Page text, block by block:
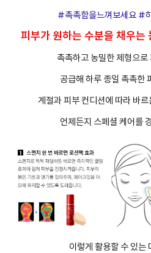
#촉촉함을느껴보세요 #
피부가 원하는 수분을 채우는
촉촉하고 농밀한 제형으
공급해 하루 종일 촉촉한
계절과 피부 컨디션에 따라 바르
언제든지 스페셜 케어를
이렇게 활용할 수 있는